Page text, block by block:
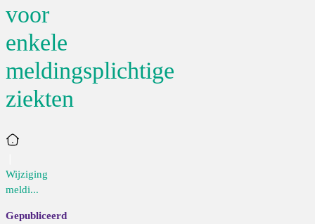
voor
enkele
meldingsplichtige
ziekten
Home
Wijziging
meldi...